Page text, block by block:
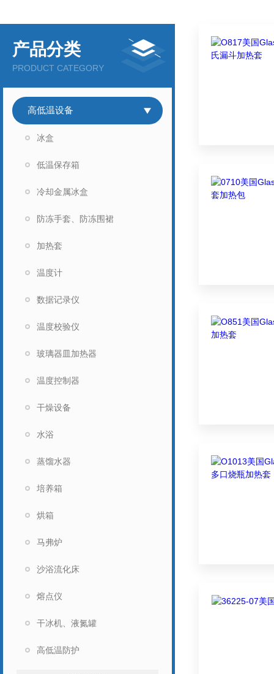
产品分类
PRODUCT CATEGORY
高低温设备
冰盒
低温保存箱
冷却金属冰盒
防冻手套、防冻围裙
加热套
温度计
数据记录仪
温度校验仪
玻璃器皿加热器
温度控制器
干燥设备
水浴
蒸馏水器
培养箱
烘箱
马弗炉
沙浴流化床
熔点仪
干冰机、液氮罐
高低温防护